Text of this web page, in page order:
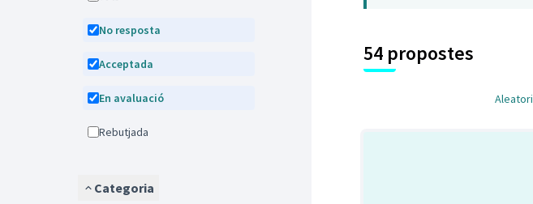
No resposta
Acceptada
En avaluació
Rebutjada
Categoria
54 propostes
Aleatori